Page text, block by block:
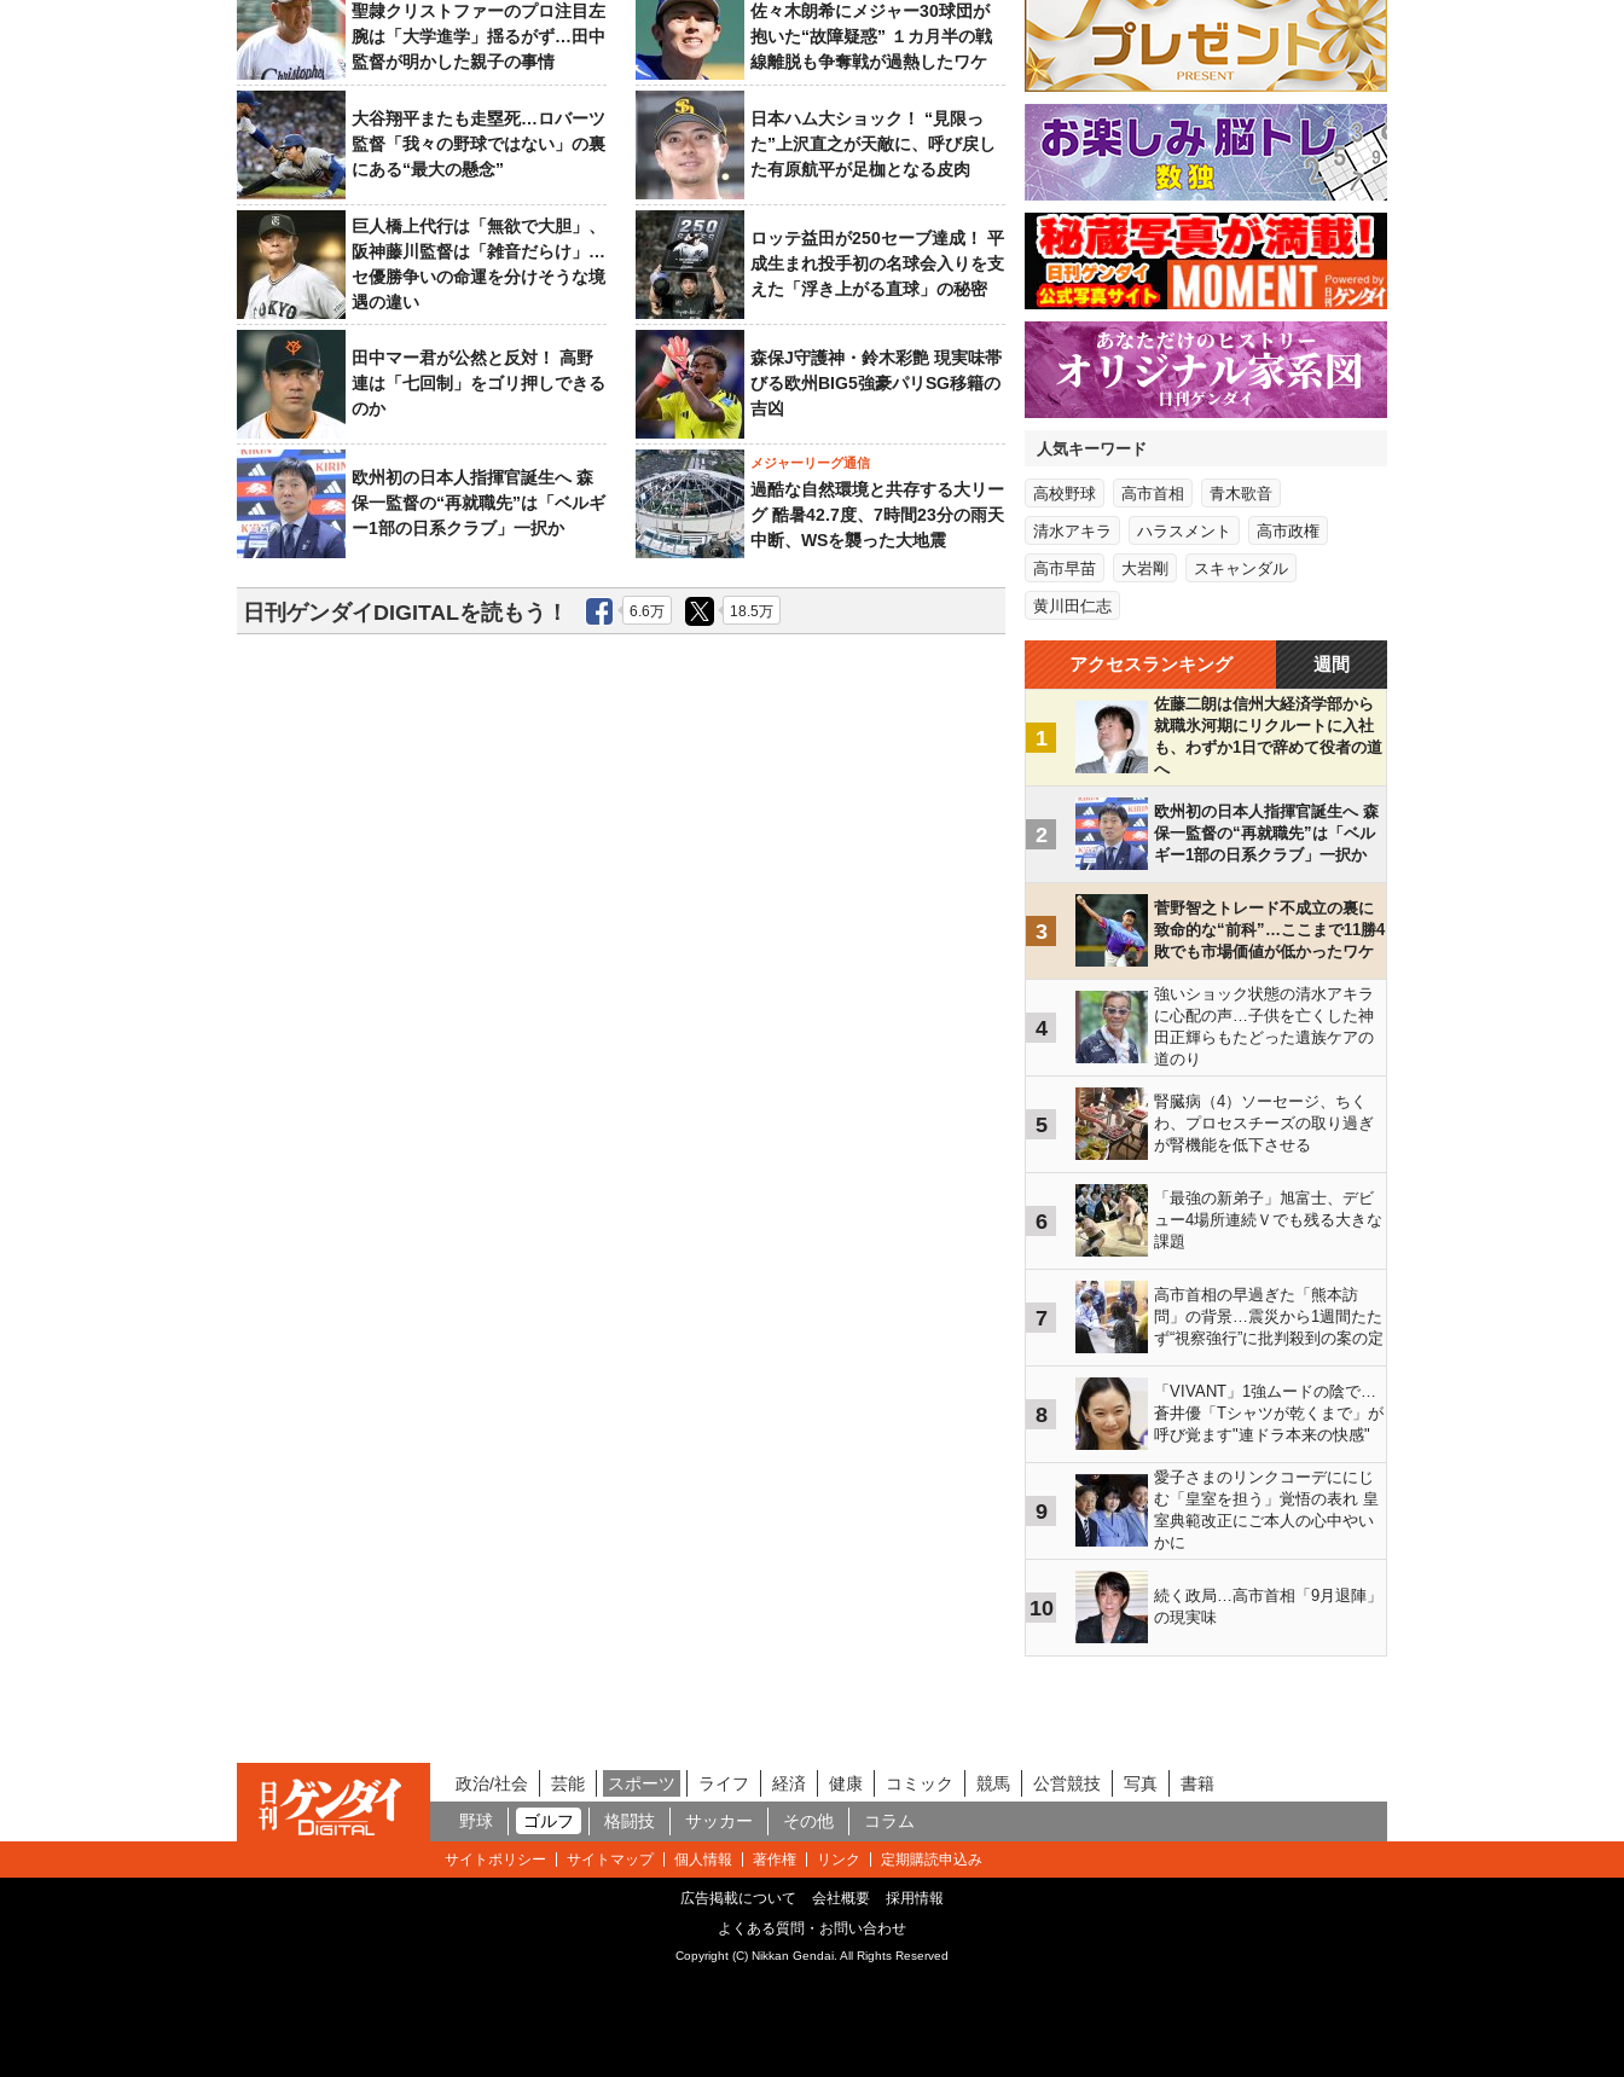
聖隷クリストファーのプロ注目左
腕は「大学進学」揺るがず…田中
監督が明かした親子の事情
佐々木朗希にメジャー30球団が
抱いた“故障疑惑” １カ月半の戦
線離脱も争奪戦が過熱したワケ
大谷翔平またも走塁死…ロバーツ
監督「我々の野球ではない」の裏
にある“最大の懸念”
日本ハム大ショック！ “見限っ
た”上沢直之が天敵に、呼び戻し
た有原航平が足枷となる皮肉
巨人橋上代行は「無欲で大胆」、
阪神藤川監督は「雑音だらけ」…
セ優勝争いの命運を分けそうな境
遇の違い
ロッテ益田が250セーブ達成！ 平
成生まれ投手初の名球会入りを支
えた「浮き上がる直球」の秘密
田中マー君が公然と反対！ 高野
連は「七回制」をゴリ押しできる
のか
森保J守護神・鈴木彩艶 現実味帯
びる欧州BIG5強豪パリSG移籍の
吉凶
欧州初の日本人指揮官誕生へ 森
保一監督の“再就職先”は「ベルギ
ー1部の日系クラブ」一択か
メジャーリーグ通信
過酷な自然環境と共存する大リー
グ 酷暑42.7度、7時間23分の雨天
中断、WSを襲った大地震
日刊ゲンダイDIGITALを読もう！ 6.6万 18.5万
人気キーワード
高校野球 高市首相 青木歌音
清水アキラ ハラスメント 高市政権
高市早苗 大岩剛 スキャンダル
黄川田仁志
アクセスランキング 週間
1
佐藤二朗は信州大経済学部から
就職氷河期にリクルートに入社
も、わずか1日で辞めて役者の道
へ
2
欧州初の日本人指揮官誕生へ 森
保一監督の“再就職先”は「ベル
ギー1部の日系クラブ」一択か
3
菅野智之トレード不成立の裏に
致命的な“前科”…ここまで11勝4
敗でも市場価値が低かったワケ
4
強いショック状態の清水アキラ
に心配の声…子供を亡くした神
田正輝らもたどった遺族ケアの
道のり
5
腎臓病（4）ソーセージ、ちく
わ、プロセスチーズの取り過ぎ
が腎機能を低下させる
6
「最強の新弟子」旭富士、デビ
ュー4場所連続Ｖでも残る大きな
課題
7
高市首相の早過ぎた「熊本訪
問」の背景…震災から1週間たた
ず“視察強行”に批判殺到の案の定
8
「VIVANT」1強ムードの陰で…
蒼井優「Tシャツが乾くまで」が
呼び覚ます"連ドラ本来の快感"
9
愛子さまのリンクコーデににじ
む「皇室を担う」覚悟の表れ 皇
室典範改正にご本人の心中やい
かに
10
続く政局…高市首相「9月退陣」
の現実味
政治/社会 芸能 スポーツ ライフ 経済 健康 コミック 競馬 公営競技 写真
書籍
野球
ゴルフ 格闘技 サッカー その他 コラム
サイトポリシー サイトマップ 個人情報 著作権 リンク 定期購読申込み
広告掲載について 会社概要
採用情報
よくある質問・お問い合わせ
Copyright (C) Nikkan Gendai. All Rights Reserved